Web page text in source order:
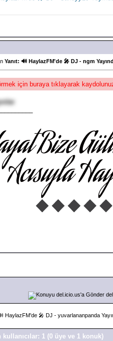
Yanıt: 🔊 HaylazFM'de 🎤 DJ - ngm
için buraya tıklayarak
HaylazFM'de 🎤 DJ - yuvarlananpanda
1 (0 üye ve 1 konuk)